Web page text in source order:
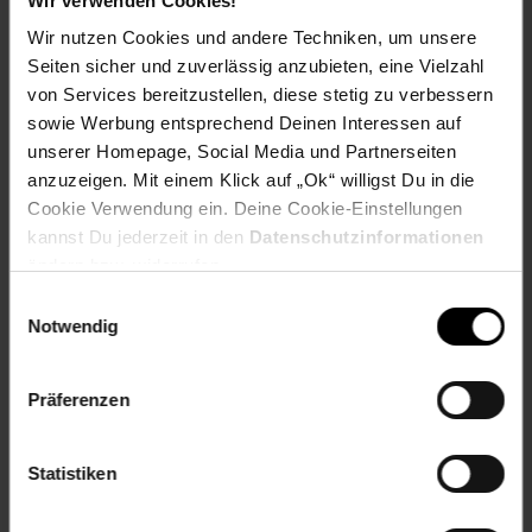
Wir nutzen Cookies und andere Techniken, um unsere
Seiten sicher und zuverlässig anzubieten, eine Vielzahl
von Services bereitzustellen, diese stetig zu verbessern
sowie Werbung entsprechend Deinen Interessen auf
unserer Homepage, Social Media und Partnerseiten
anzuzeigen. Mit einem Klick auf „Ok“ willigst Du in die
Cookie Verwendung ein. Deine Cookie-Einstellungen
kannst Du jederzeit in den Datenschutzinformationen
Notwendig
Präferenzen
Statistiken
Fußzeile
Weitere Online-Angebote
Netto Reisen TV-Shop Weinwelt
Rezeptwelt Karriere